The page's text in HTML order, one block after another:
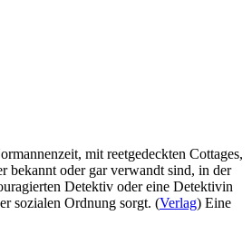
mit reetgedeckten Cottages,
bekannt oder gar verwandt sind, in der
Detektiv oder eine Detektivin
sozialen Ordnung sorgt. (Verlag) Eine